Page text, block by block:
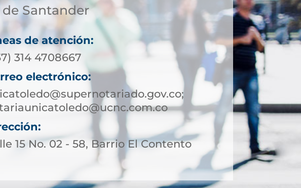
Santander
de atención:
314 4708667
electrónico:
15 No. 02 - 58, Barrio El Contento